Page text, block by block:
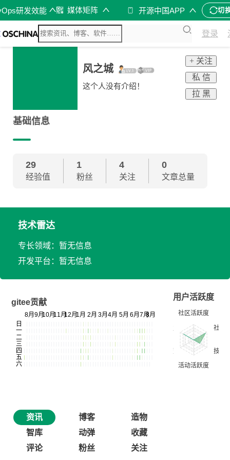
研发效能 媒体矩阵 开源中国APP 切
登录
风之城
这个人没有介绍！
+ 关注
私 信
拉 黑
基础信息
29
经验值
1
粉丝
4
关注
0
文章总量
技术雷达
专长领域：暂无信息
开发平台：暂无信息
gitee贡献
用户活跃度
资讯 博客
造物
智库
动弹
收藏
评论
粉丝 关注